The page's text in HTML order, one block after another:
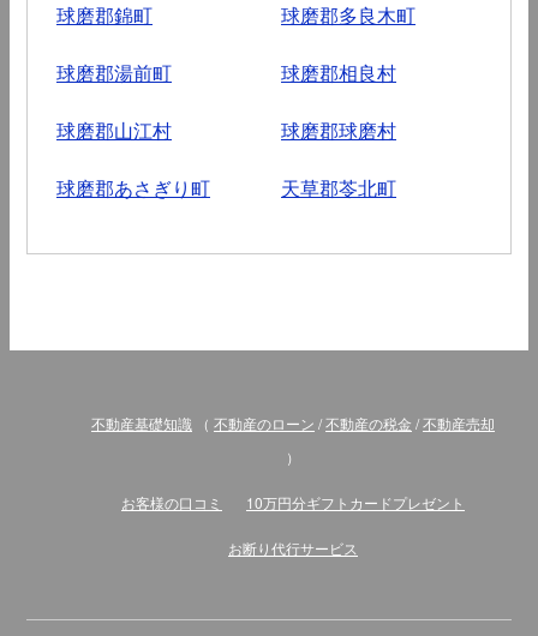
球磨郡錦町 球磨郡多良木町
球磨郡湯前町 球磨郡相良村
球磨郡山江村 球磨郡球磨村
球磨郡あさぎり町 天草郡苓北町
不動産基礎知識 （ 不動産のローン /不動産の税金 /不動産売却
）
お客様の口コミ 10万円分ギフトカードプレゼント
お断り代行サービス